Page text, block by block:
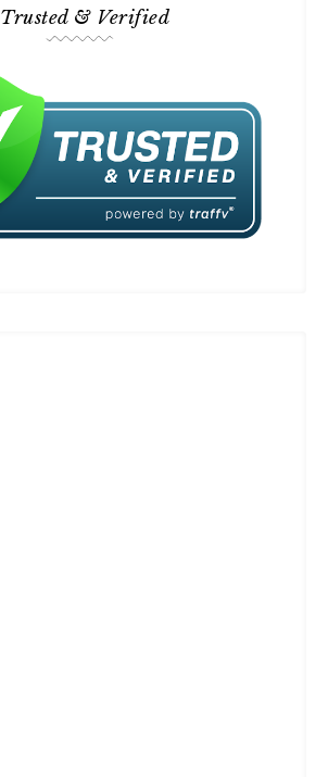
Trusted & Verified